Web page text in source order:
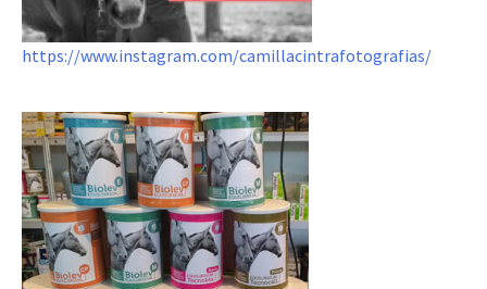
https://www.instagram.com/camillacintrafotografias/